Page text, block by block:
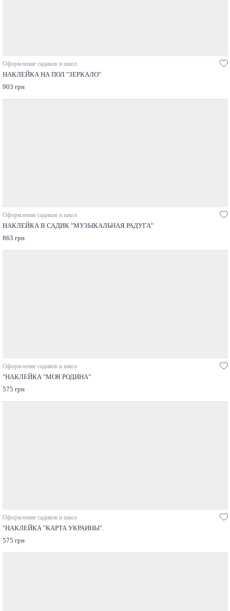
Оформление садиков и школ
НАКЛЕЙКА НА ПОЛ "ЗЕРКАЛО"
903 грн
Оформление садиков и школ
НАКЛЕЙКА В САДИК "МУЗЫКАЛЬНАЯ РАДУГА"
863 грн
Оформление садиков и школ
"НАКЛЕЙКА "МОЯ РОДИНА"
575 грн
Оформление садиков и школ
"НАКЛЕЙКА "КАРТА УКРАИНЫ".
575 грн